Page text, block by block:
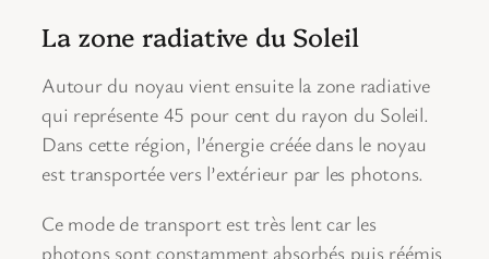
La zone radiative du Soleil
Autour du noyau vient ensuite la zone radiative
qui représente 45 pour cent du rayon du Soleil.
Dans cette région, l’énergie créée dans le noyau
est transportée vers l’extérieur par les photons.
Ce mode de transport est très lent car les
photons sont constamment absorbés puis réémis